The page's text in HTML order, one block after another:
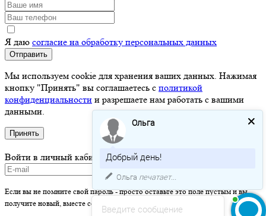
Я даю согласие на обработку персональных данных
Отправить
Мы используем cookie для хранения ваших данных. Нажимая
кнопку "Принять" вы соглашаетесь с политикой
конфиденциальности и разрешаете нам работать с вашими
данными.
Принять
Войти в личный кабинет
Если вы не помните свой пароль - просто оставьте это поле пустым и вы
получите новый, вместе со ссылкой на активацию.
Введите сообщение
Ольга
Добрый день!
Ольга печатает...